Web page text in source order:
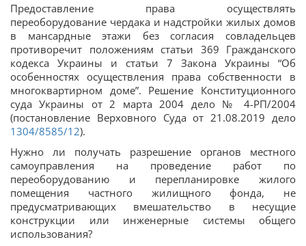
Предоставление права осуществлять
переоборудование чердака и надстройки жилых домов
в мансардные этажи без согласия совладельцев
противоречит положениям статьи 369 Гражданского
кодекса Украины и статьи 7 Закона Украины “Об
особенностях осуществления права собственности в
многоквартирном доме”. Решение Конституционного
суда Украины от 2 марта 2004 дело № 4-РП/2004
(постановление Верховного Суда от 21.08.2019 дело
1304/8585/12).
Нужно ли получать разрешение органов местного
самоуправления на проведение работ по
переоборудованию и перепланировке жилого
помещения частного жилищного фонда, не
предусматривающих вмешательство в несущие
конструкции или инженерные системы общего
использования?